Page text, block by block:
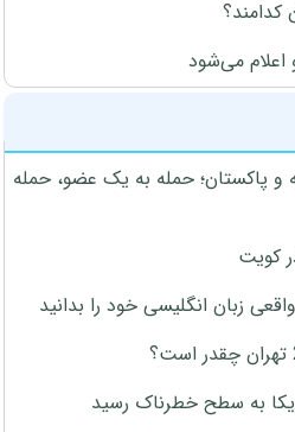
اعلام می‌شود
و پاکستان؛ حمله به یک عضو، حمله
کویت
زبان انگلیسی خود را بدانید
به سطح خطرناک رسید